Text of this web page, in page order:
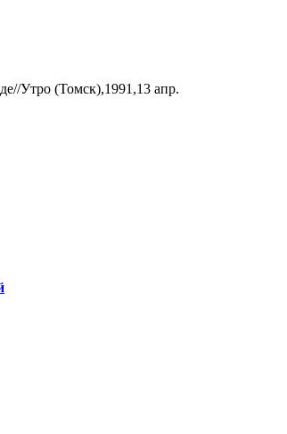
Утро (Томск),1991,13 апр.